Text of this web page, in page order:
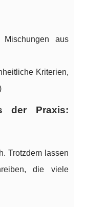
aus
Kriterien,
der Praxis:
Trotzdem lassen
die viele